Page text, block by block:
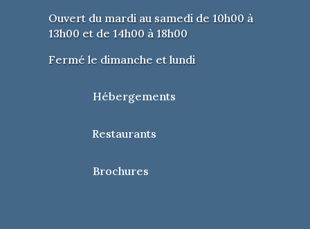
Ouvert du mardi au samedi de 10h00 à
13h00 et de 14h00 à 18h00
Fermé le dimanche et lundi
Hébergements
Restaurants
Brochures